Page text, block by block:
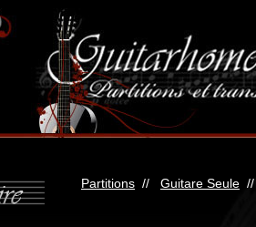
Partitions // Guitare Seule